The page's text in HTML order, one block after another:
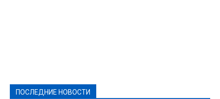
ПОСЛЕДНИЕ НОВОСТИ